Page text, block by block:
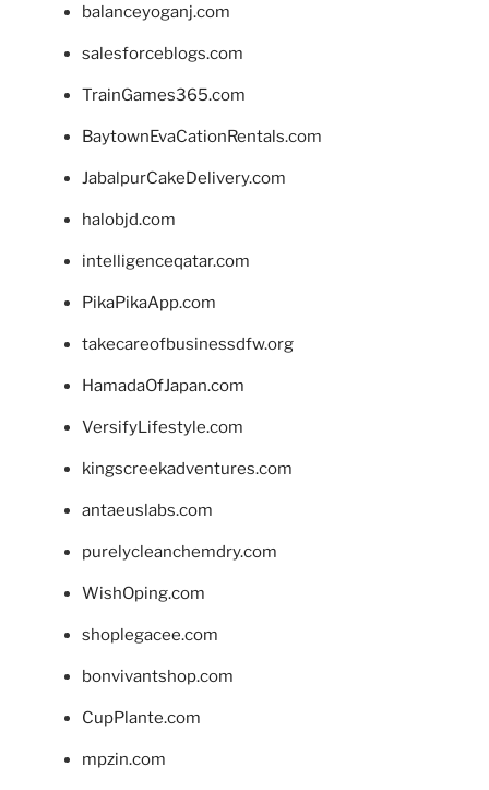
balanceyoganj.com
salesforceblogs.com
TrainGames365.com
BaytownEvaCationRentals.com
JabalpurCakeDelivery.com
halobjd.com
intelligenceqatar.com
PikaPikaApp.com
takecareofbusinessdfw.org
HamadaOfJapan.com
VersifyLifestyle.com
kingscreekadventures.com
antaeuslabs.com
purelycleanchemdry.com
WishOping.com
shoplegacee.com
bonvivantshop.com
CupPlante.com
mpzin.com